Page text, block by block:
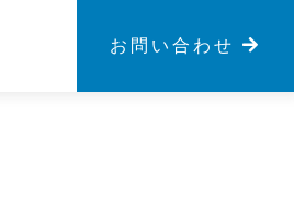
お問い合わせ